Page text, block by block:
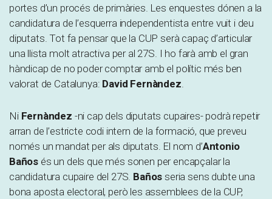
portes d’un procés de primàries. Les enquestes dónen a la
candidatura de l’esquerra independentista entre vuit i deu
diputats. Tot fa pensar que la CUP serà capaç d’articular
una llista molt atractiva per al 27S. I ho farà amb el gran
hàndicap de no poder comptar amb el polític més ben
valorat de Catalunya: David Fernàndez.
NiFernàndez -ni cap dels diputats cupaires- podrà repetir
arran de l’estricte codi intern de la formació, que preveu
només un mandat per als diputats. El nom d’Antonio
Baños és un dels que més sonen per encapçalar la
candidatura cupaire del 27S. Baños seria sens dubte una
bona aposta electoral, però les assemblees de la CUP,